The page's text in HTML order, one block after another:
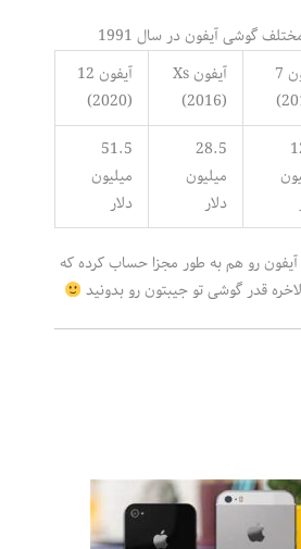
7
آیفون Xs
(2016)
آیفون 12
(2020)
28.5
میلیون
دلار
51.5
میلیون
دلار
گوشی آیفون در سال 1991
رو هم به طور مجزا حساب کرده که